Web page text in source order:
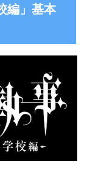
編」基本